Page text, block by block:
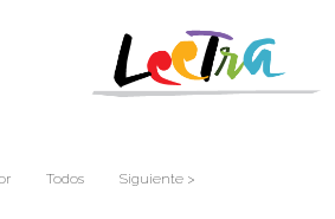
Todos Siguiente >